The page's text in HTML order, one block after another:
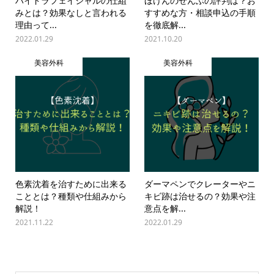
みとは？効果なしと言われる
理由って...
2022.01.29
すすめな方・相談申込の手順
を徹底解...
2021.10.20
美容外科
色素沈着を治すために出来る
こととは？種類や仕組みから
解説！
2021.11.22
美容外科
ダーマペンでクレーターやニ
キビ跡は治せるの？効果や注
意点を解...
2022.01.29